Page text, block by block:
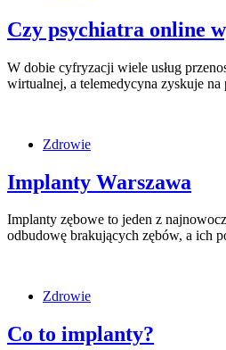
Czy psychiatra online
W dobie cyfryzacji wiele usług
wirtualnej, a telemedycyna zyskuje
Zdrowie
Implanty Warszawa
Implanty zębowe to jeden z
odbudowę brakujących zębów, a ich
Zdrowie
Co to implanty?